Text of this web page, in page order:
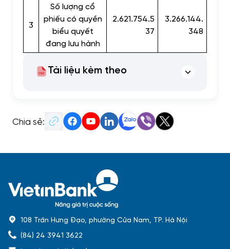
3
Số lượng cổ
phiếu có quyền
biểu quyết
đang lưu hành
2.621.754.5
37
3.266.144.
348
Tài liệu kèm theo
Chia sẻ:
108 Trần Hưng Đạo, phường Cửa Nam, TP. Hà Nội
(84) 24 3941 3622